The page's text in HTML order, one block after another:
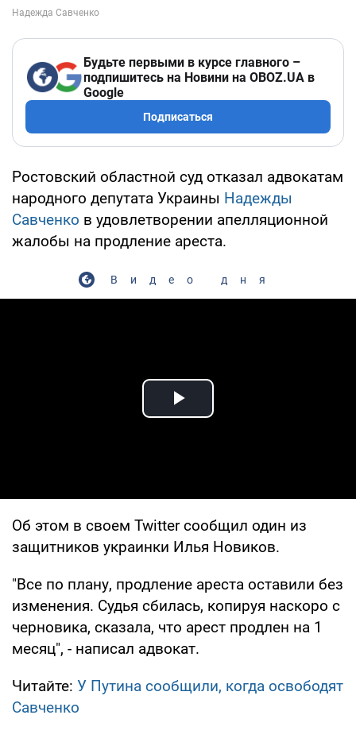
Будьте первыми в курсе главного –
подпишитесь на Новини на OBOZ.UA в
Google
Подписаться
Ростовский областной суд отказал адвокатам
народного депутата Украины Надежды
Савченко в удовлетворении апелляционной
жалобы на продление ареста.
Видео дня
Play Video
Об этом в своем Twitter сообщил один из
защитников украинки Илья Новиков.
"Все по плану, продление ареста оставили без
изменения. Судья сбилась, копируя наскоро с
черновика, сказала, что арест продлен на 1
месяц", - написал адвокат.
Читайте: У Путина сообщили, когда освободят
Савченко